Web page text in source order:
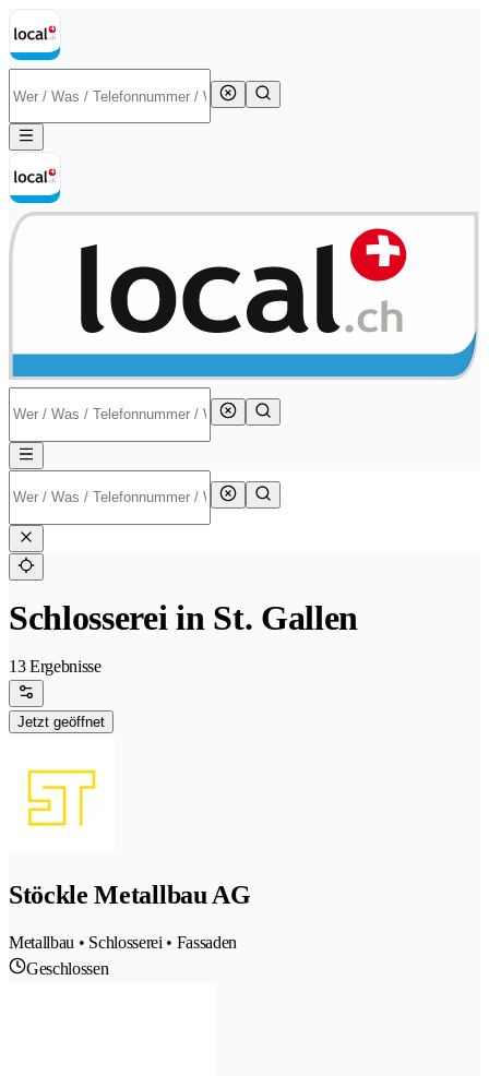
Schlosserei in St. Gallen
13 Ergebnisse
Jetzt geöffnet
Stöckle Metallbau AG
Metallbau • Schlosserei • Fassaden
Geschlossen